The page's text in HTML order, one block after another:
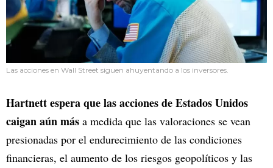
Las acciones en Wall Street siguen ahuyentando a los inversores.
Hartnett espera que las acciones de Estados Unidos
caigan aún más a medida que las valoraciones se vean
presionadas por el endurecimiento de las condiciones
financieras, el aumento de los riesgos geopolíticos y las